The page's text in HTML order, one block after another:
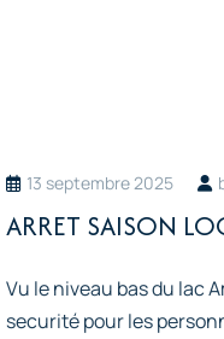
13 septembre 2025
ARRET SAISON
Vu le niveau bas du lac
securité pour les